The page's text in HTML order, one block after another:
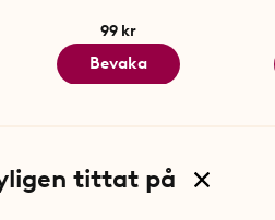
99 kr
Bevaka
tittat på